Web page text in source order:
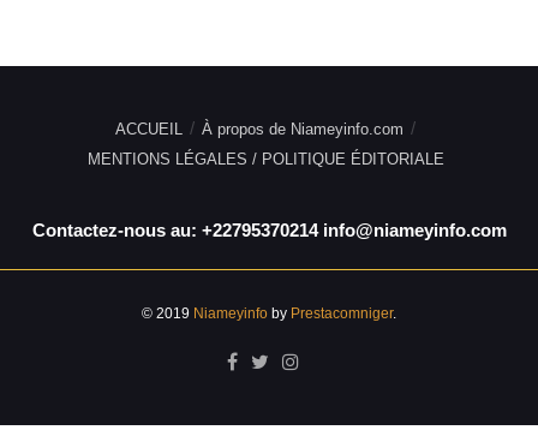
ACCUEIL
À propos de Niameyinfo.com
MENTIONS LÉGALES / POLITIQUE ÉDITORIALE
Contactez-nous au: +22795370214 info@niameyinfo.com
© 2019 Niameyinfo by Prestacomniger.